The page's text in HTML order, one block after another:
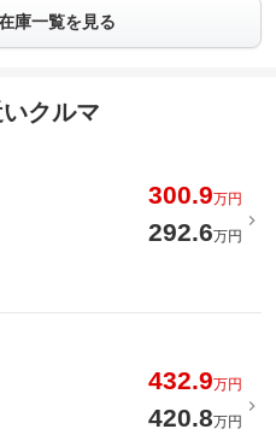
庫一覧を見る
クルマ
300.9万円
292.6万円
432.9万円
420.8万円